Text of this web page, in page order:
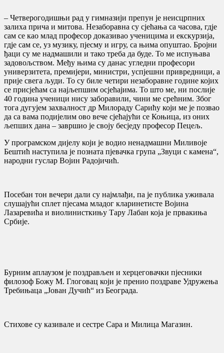
– Четверогодишњи рад у гимназији препун је неисцрпних
залиха прича и митова. Незаборaвна су сјећања са часова, гдје
сам се као млад професор доказивао ученицима и екскурзија,
гдје сам се, уз музику, пјесму и игру, са њима опуштао. Бројни
ђаци су ме надмашили и тако треба да буде. То ме испуњава
задовољством. Међу њима су данас угледни професори
универзитета, премијери, министри, успјешни привредници, а
прије свега људи. То су биле четири незаборавне године којих
се присјећам са најљепшим осјећајима. То што ме, ни послије
40 година ученици нису заборавили, чини ме срећним. Због
тога дугујем захвалност др Милораду Сарићу који ме је позвао
да са вама подијелим ово вече сјећајући се Коњица, из оних
љепших дана – завршио је своју бесједу професор Пецељ.
У програмском дијелу који је водио ненадмашни Миливоје
Бештић наступила је позната пјевачка група „Звуци с камена“,
народни гуслар Војин Радојичић.
Посебан тон вечери дали су најмлађи, па је публика уживала
слушајући сплет пјесама младог кларинетисте Војина
Лазаревића и виолинисткињу Тару Лабан која је првакиња
Србије.
Бурним аплаузом је поздрављен и херцеговачки пјесники
филозоф Божу М. Глоговац који је пренио поздраве Удружења
Требињаца „Јован Дучић“ из Београда.
Стихове су казивале и сестре Сара и Милица Магазин.